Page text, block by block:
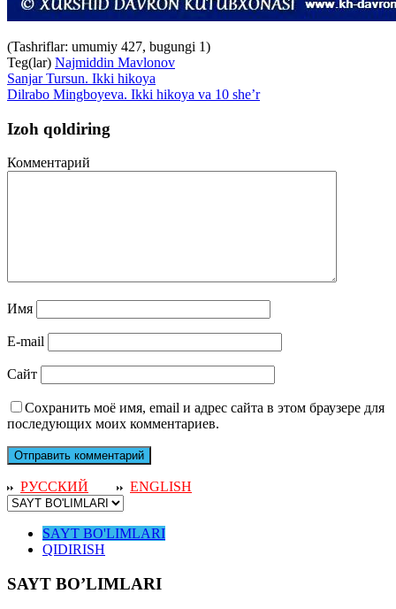
(Tashriflar: umumiy 427, bugungi 1)
Teg(lar) Najmiddin Mavlonov
Sanjar Tursun. Ikki hikoya
Dilrabo Mingboyeva. Ikki hikoya va 10 she’r
Izoh qoldiring
Комментарий
Имя
E-mail
Сайт
Сохранить моё имя, email и адрес сайта в этом браузере для
последующих моих комментариев.
РУССКИЙ ENGLISH
SAYT BO'LIMLARI
QIDIRISH
SAYT BO’LIMLARI